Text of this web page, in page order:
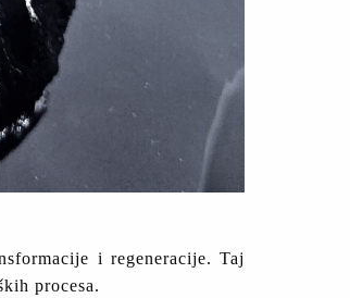
i regeneracije. Taj
procesa.